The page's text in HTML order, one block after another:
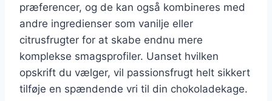
præferencer, og de kan også kombineres med
andre ingredienser som vanilje eller
citrusfrugter for at skabe endnu mere
komplekse smagsprofiler. Uanset hvilken
opskrift du vælger, vil passionsfrugt helt sikkert
tilføje en spændende vri til din chokoladekage.